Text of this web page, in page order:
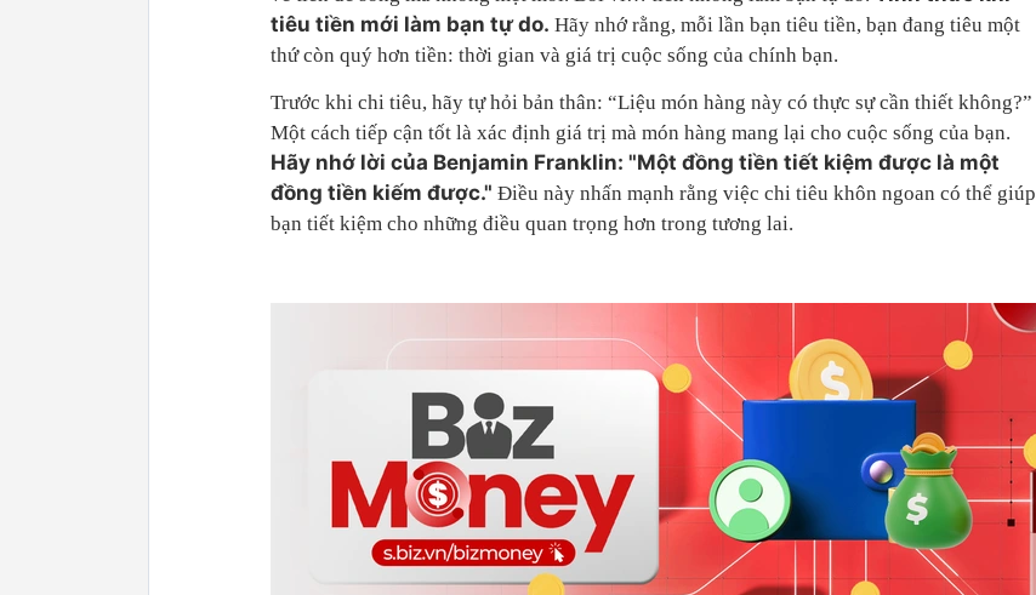
tiêu tiền mới làm bạn tự do. Hãy nhớ rằng, mỗi lần bạn tiêu tiền, bạn đang tiêu một
thứ còn quý hơn tiền: thời gian và giá trị cuộc sống của chính bạn.
Trước khi chi tiêu, hãy tự hỏi bản thân: “Liệu món hàng này có thực sự cần thiết không?”
Một cách tiếp cận tốt là xác định giá trị mà món hàng mang lại cho cuộc sống của bạn.
Hãy nhớ lời của Benjamin Franklin: "Một đồng tiền tiết kiệm được là một
đồng tiền kiếm được." Điều này nhấn mạnh rằng việc chi tiêu khôn ngoan có thể giúp
bạn tiết kiệm cho những điều quan trọng hơn trong tương lai.